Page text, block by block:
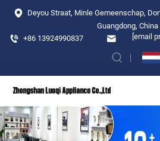
Deyou Straat, Minle Gemeenschap,
Guangdong, China
+86 13924990837
[email